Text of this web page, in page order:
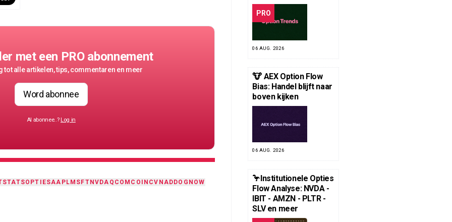
met een PRO abonnement
tot alle artikelen, tips, commentaren en meer
Word abonnee
Al abonnee..? Log in
STATSOPTIESAAPLMSFTNVDA QCOM COIN CVNADDOG NOW
PRO
06 AUG. 2026
🐮 AEX Option Flow
Bias: Handel blijft naar
boven kijken
06 AUG. 2026
🦩Institutionele Opties
Flow Analyse: NVDA -
IBIT - AMZN - PLTR -
SLV en meer